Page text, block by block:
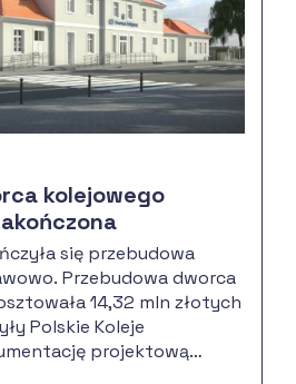
kolejowego
się przebudowa
Przebudowa dworca
14,32 mln złotych
Polskie Koleje
projektową